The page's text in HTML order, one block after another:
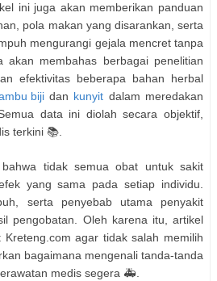
ini juga akan memberikan panduan
pola makan yang disarankan, serta
mengurangi gejala mencret tanpa
akan membahas berbagai penelitian
efektivitas beberapa bahan herbal
bijidan kunyit dalam meredakan
data ini diolah secara objektif,
terkini 📚.
tidak semua obat untuk sakit
yang sama pada setiap individu.
serta penyebab utama penyakit
pengobatan. Oleh karena itu, artikel
agar tidak salah memilih
bagaimana mengenali tanda-tanda
medis segera 🚑.